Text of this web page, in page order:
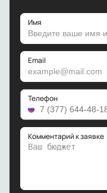
Имя
Email
Телефон
Комментарий к заявке